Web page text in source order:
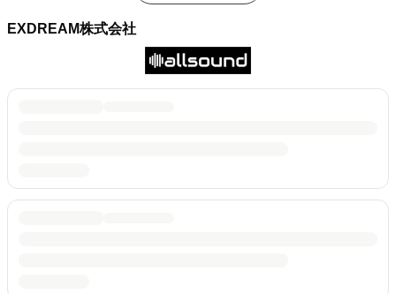
EXDREAM株式会社